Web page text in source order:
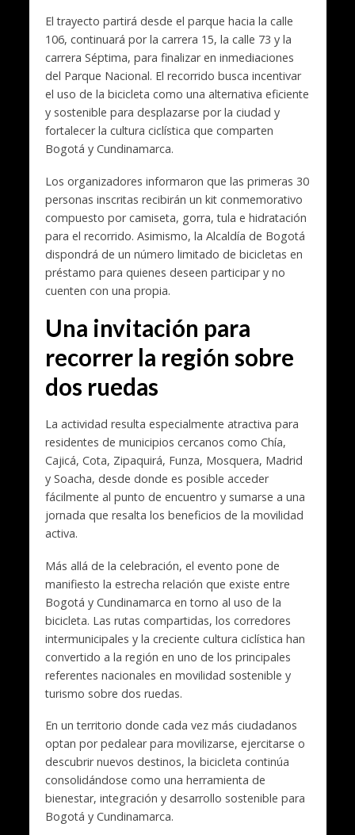
El trayecto partirá desde el parque hacia la calle
106, continuará por la carrera 15, la calle 73 y la
carrera Séptima, para finalizar en inmediaciones
del Parque Nacional. El recorrido busca incentivar
el uso de la bicicleta como una alternativa eficiente
y sostenible para desplazarse por la ciudad y
fortalecer la cultura ciclística que comparten
Bogotá y Cundinamarca.
Los organizadores informaron que las primeras 30
personas inscritas recibirán un kit conmemorativo
compuesto por camiseta, gorra, tula e hidratación
para el recorrido. Asimismo, la Alcaldía de Bogotá
dispondrá de un número limitado de bicicletas en
préstamo para quienes deseen participar y no
cuenten con una propia.
Una invitación para
recorrer la región sobre
dos ruedas
La actividad resulta especialmente atractiva para
residentes de municipios cercanos como Chía,
Cajicá, Cota, Zipaquirá, Funza, Mosquera, Madrid
y Soacha, desde donde es posible acceder
fácilmente al punto de encuentro y sumarse a una
jornada que resalta los beneficios de la movilidad
activa.
Más allá de la celebración, el evento pone de
manifiesto la estrecha relación que existe entre
Bogotá y Cundinamarca en torno al uso de la
bicicleta. Las rutas compartidas, los corredores
intermunicipales y la creciente cultura ciclística han
convertido a la región en uno de los principales
referentes nacionales en movilidad sostenible y
turismo sobre dos ruedas.
En un territorio donde cada vez más ciudadanos
optan por pedalear para movilizarse, ejercitarse o
descubrir nuevos destinos, la bicicleta continúa
consolidándose como una herramienta de
bienestar, integración y desarrollo sostenible para
Bogotá y Cundinamarca.